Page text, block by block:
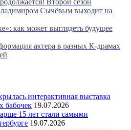
Второй сезон
Сычёвым выходит на
как может выглядеть будущее
актера в разных К-драмах
интерактивная выставка
бабочек 19.07.2026
15 лет стали самыми
19.07.2026